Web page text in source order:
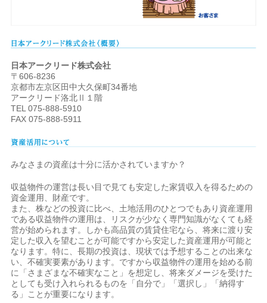
日本アークリード株式会社
〒606-8236
京都市左京区田中大久保町34番地
アークリード洛北Ⅱ１階
TEL 075-888-5910
FAX 075-888-5911
みなさまの資産は十分に活かされていますか？
収益物件の運営は長い目で見ても安定した家賃収入を得るための
資金運用、財産です。
また、株などの投資に比べ、土地活用のひとつでもあり資産運用
である収益物件の運用は、リスクが少なく専門知識がなくても経
営が始められます。しかも高品質の賃貸住宅なら、将来に渡り安
定した収入を望むことが可能ですから安定した資産運用が可能と
なります。特に、長期の投資は、現状では予想することの出来な
い、不確実要素があります。ですから収益物件の運用を始める前
に「さまざまな不確実なこと」を想定し、将来ダメージを受けた
としても受け入れられるものを「自分で」「選択し」「納得す
る」ことが重要になります。